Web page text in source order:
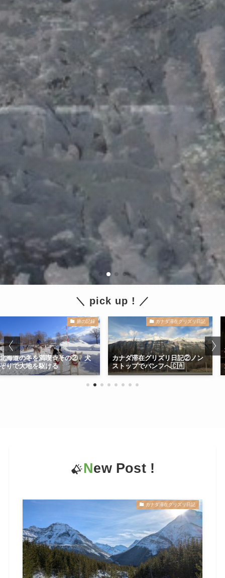
＼ pick up ! ／
喫☆その② 犬
る
カナダ滞在グリズリ日記
カナダ滞在グリズリ日記②ノン
ストップでバンフへ🇨🇦
北海道縦断11
日目▲温泉とグ
北
New Post !
カナダ滞在グリズリ日記